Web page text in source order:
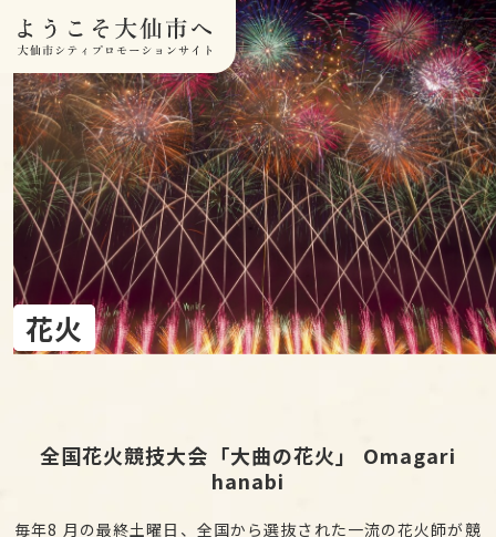
本文へスキップ
花火
全国花火競技大会「大曲の花火」 Omagari
hanabi
毎年8 月の最終土曜日、全国から選抜された一流の花火師が競